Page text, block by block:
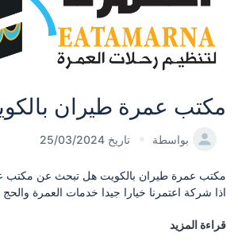
مكتب عمرة طيران
بواسطة تاريخ 25/03/2024
مكتب عمرة طيران بالكويت هل تبحث عن مكتب
اذا شركة اعتمرنا خيارا جيدا خدمات العمرة
قراءة المزيد